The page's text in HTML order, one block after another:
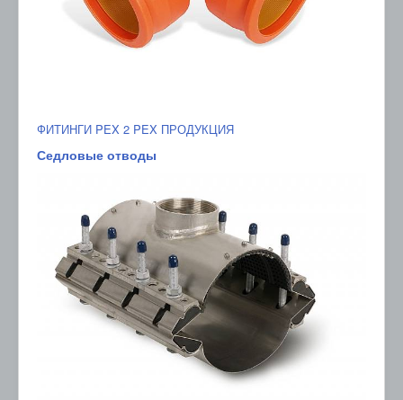
ФИТИНГИ PEX 2 PEX ПРОДУКЦИЯ
Седловые отводы